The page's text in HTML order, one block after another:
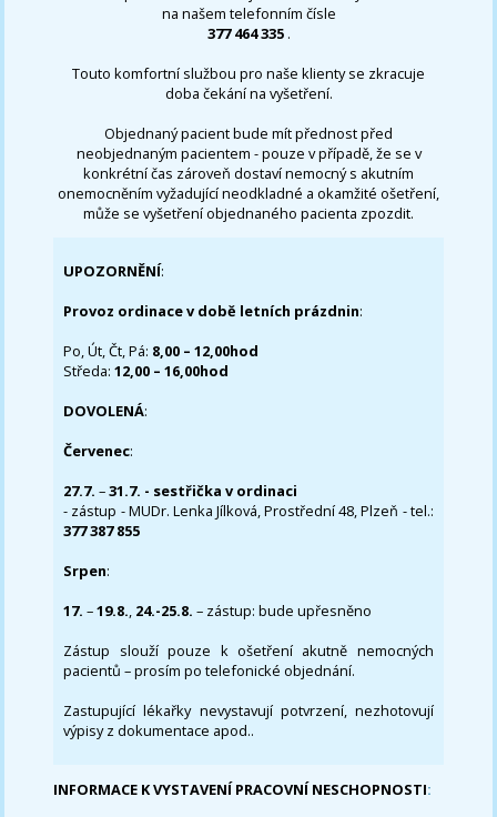
na našem telefonním čísle
377 464 335 .
Touto komfortní službou pro naše klienty se zkracuje
doba čekání na vyšetření.
Objednaný pacient bude mít přednost před
neobjednaným pacientem - pouze v případě, že se v
konkrétní čas zároveň dostaví nemocný s akutním
onemocněním vyžadující neodkladné a okamžité ošetření,
může se vyšetření objednaného pacienta zpozdit.
UPOZORNĚNÍ:
Provoz ordinace v době letních prázdnin:
Po, Út, Čt, Pá: 8,00 – 12,00hod
Středa:12,00 – 16,00hod
DOVOLENÁ:
Červenec:
27.7.–31.7. - sestřička v ordinaci
- zástup - MUDr. Lenka Jílková, Prostřední 48, Plzeň - tel.:
377 387 855
Srpen:
17. –19.8., 24.-25.8. – zástup: bude upřesněno
Zástup slouží pouze k ošetření akutně nemocných
pacientů – prosím po telefonické objednání.
Zastupující lékařky nevystavují potvrzení, nezhotovují
výpisy z dokumentace apod..
INFORMACE K VYSTAVENÍ PRACOVNÍ NESCHOPNOSTI: